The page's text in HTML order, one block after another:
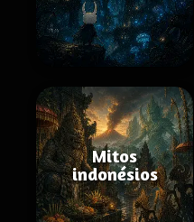
Mitos
indonésios